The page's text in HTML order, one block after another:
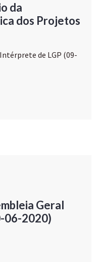
da
dos Projetos
de LGP (09-
Geral
06-2020)